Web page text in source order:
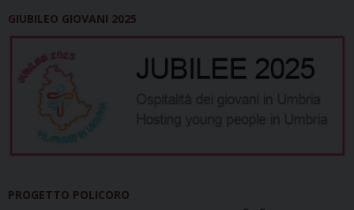
GIUBILEO GIOVANI 2025
PROGETTO POLICORO